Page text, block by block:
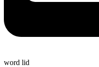
word lid